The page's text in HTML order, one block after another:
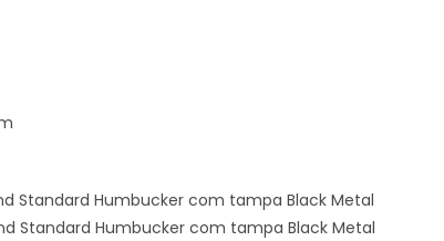
Standard Humbucker com tampa Black Metal
Standard Humbucker com tampa Black Metal